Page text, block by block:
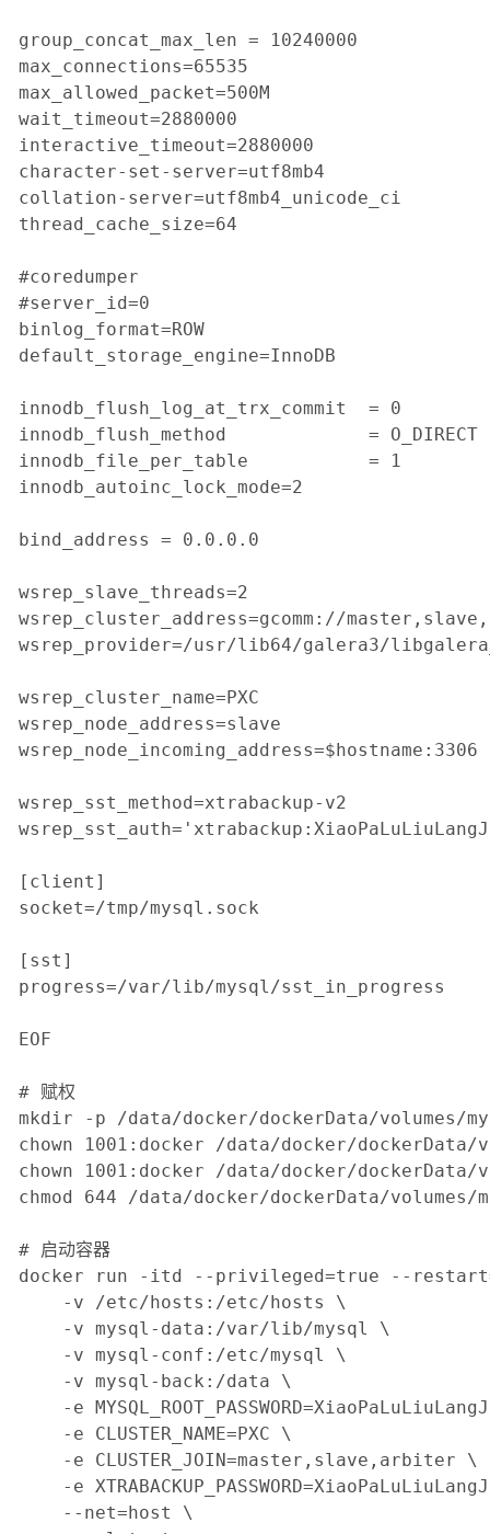
group_concat_max_len = 10240000
max_connections=65535
max_allowed_packet=500M
wait_timeout=2880000
interactive_timeout=2880000
character-set-server=utf8mb4
collation-server=utf8mb4_unicode_ci
thread_cache_size=64
#coredumper
#server_id=0
binlog_format=ROW
default_storage_engine=InnoDB
innodb_flush_log_at_trx_commit  = 0
innodb_flush_method             = O_DIRECT
innodb_file_per_table           = 1
innodb_autoinc_lock_mode=2
bind_address = 0.0.0.0
wsrep_slave_threads=2
wsrep_cluster_address=gcomm://
wsrep_provider=/usr/lib64/galera3/
wsrep_cluster_name=PXC
wsrep_node_address=slave
wsrep_node_incoming_address=$hostname:3306
wsrep_sst_method=xtrabackup-v2
[client]
socket=/tmp/mysql.sock
[sst]
progress=/var/lib/mysql/sst_in_progress
EOF
# 赋权
mkdir -p /data/docker/dockerData/volumes/
chown 1001:docker /data/docker/
chown 1001:docker /data/docker/
chmod 644 /data/docker/dockerData/
# 启动容器
docker run -itd --privileged=true --
    -v /etc/hosts:/etc/hosts \
    -v mysql-data:/var/lib/mysql \
    -v mysql-conf:/etc/mysql \
    -v mysql-back:/data \
-e
    -e CLUSTER_NAME=PXC \
    -e CLUSTER_JOIN=master,slave,arbiter \
-e
    --net=host \